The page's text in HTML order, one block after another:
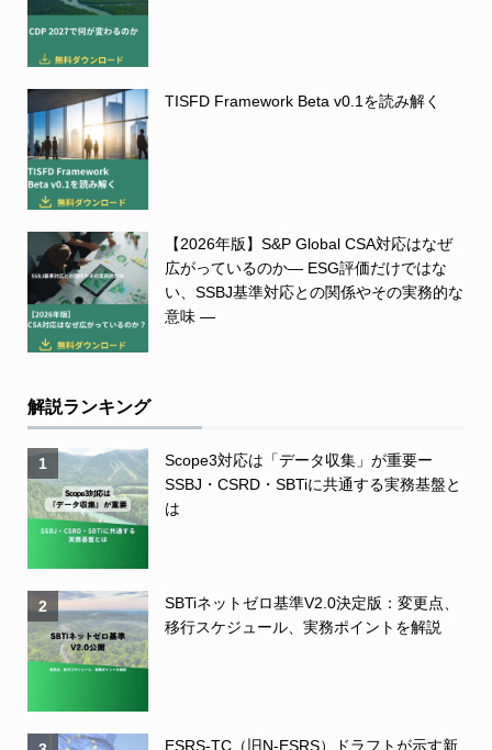
TISFD Framework Beta v0.1を読み解く
【2026年版】S&P Global CSA対応はなぜ
広がっているのか― ESG評価だけではな
い、SSBJ基準対応との関係やその実務的な
意味 ―
解説ランキング
1
Scope3対応は「データ収集」が重要ー
SSBJ・CSRD・SBTiに共通する実務基盤と
は
2
SBTiネットゼロ基準V2.0決定版：変更点、
移行スケジュール、実務ポイントを解説
ESRS-TC（旧N-ESRS）ドラフトが示す新